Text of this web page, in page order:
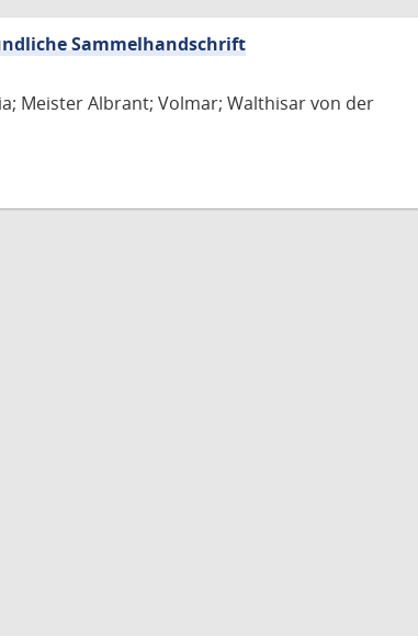
Sammelhandschrift
Meister Albrant; Volmar; Walthisar von der